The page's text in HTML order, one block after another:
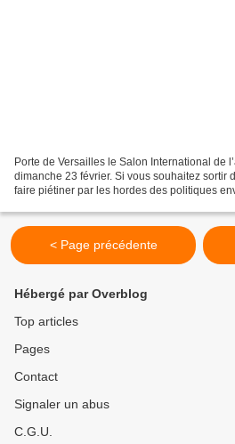
Porte de Versailles le Salon International de
dimanche 23 février. Si vous souhaitez sortir
faire piétiner par les hordes des politiques
< Page précédente
Hébergé par Overblog
Top articles
Pages
Contact
Signaler un abus
C.G.U.